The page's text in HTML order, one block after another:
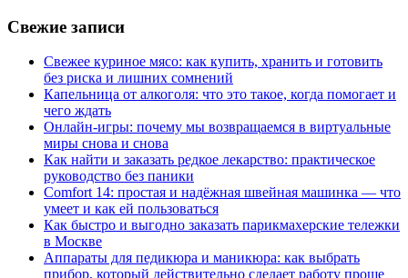
Свежие записи
Свежее куриное мясо: как купить, хранить и готовить
без риска и лишних сомнений
Капельница от алкоголя: что это такое, когда помогает и
чего ждать
Онлайн-игры: почему мы возвращаемся в виртуальные
миры снова и снова
Как найти и заказать редкое лекарство: практическое
руководство без паники
Comfort 14: простая и надёжная швейная машинка — что
умеет и как ей пользоваться
Как быстро и выгодно заказать парикмахерские тележки
в Москве
Аппараты для педикюра и маникюра: как выбрать
прибор, который действительно сделает работу проще